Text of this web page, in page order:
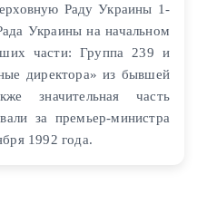
Раду Украины 1-
Украины на начальном
части: Группа 239 и
директора» из бывшей
значительная часть
за премьер-министра
1992 года.